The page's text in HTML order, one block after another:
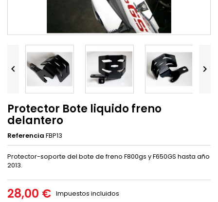
 
Protector Bote liquido freno
delantero
Referencia FBP13
Protector-soporte del bote de freno F800gs y F650GS hasta año
2013.
28,00 € Impuestos incluidos